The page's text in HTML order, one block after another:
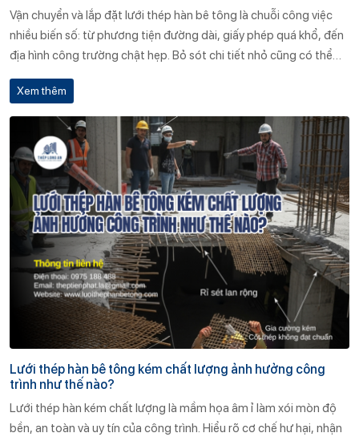
Vận chuyển và lắp đặt lưới thép hàn bê tông là chuỗi công việc
nhiều biến số: từ phương tiện đường dài, giấy phép quá khổ, đến
địa hình công trường chật hẹp. Bỏ sót chi tiết nhỏ cũng có thể
gây cong vênh tấm thép, tăng chi phí và làm giảm tuổi thọ kết
cấu. Chủ đầu tư và nhà thầu cần xây dựng kế hoạch logistic sát
thực, trang bị thiết bị nâng phù hợp, đào tạo nhân sự và hợp tác
với nhà cung ứng uy tín.
Xem thêm
Lưới thép hàn bê tông kém chất lượng ảnh hưởng công
trình như thế nào?
Lưới thép hàn kém chất lượng là mầm họa âm ỉ làm xói mòn độ
bền, an toàn và uy tín của công trình. Hiểu rõ cơ chế hư hại, nhận